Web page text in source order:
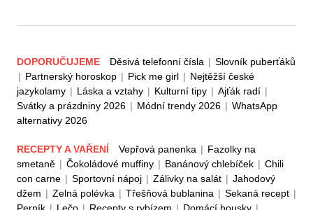
DOPORUČUJEME Děsivá telefonní čísla | Slovník puberťáků
| Partnerský horoskop | Pick me girl | Nejtěžší české
jazykolamy | Láska a vztahy | Kulturní tipy | Ajťák radí |
Svátky a prázdniny 2026 | Módní trendy 2026 | WhatsApp
alternativy 2026
RECEPTY A VAŘENÍ Vepřová panenka | Fazolky na
smetaně | Čokoládové muffiny | Banánový chlebíček | Chili
con carne | Sportovní nápoj | Zálivky na salát | Jahodový
džem | Zelná polévka | Třešňová bublanina | Sekaná recept |